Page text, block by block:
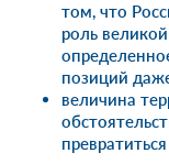
том, что
роль
позиций
величина